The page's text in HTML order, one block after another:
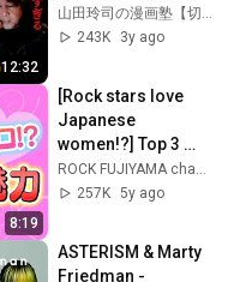
12:32
した革命について語
る【山田玲司/切り
山田玲司の漫画塾【切り抜き】
243K
3y ago
8:19
[Rock stars love
Japanese
women!?] Top 3
charms of
Japanese women
ROCK FUJIYAMA channel
257K 5y ago
ASTERISM & Marty
Friedman -